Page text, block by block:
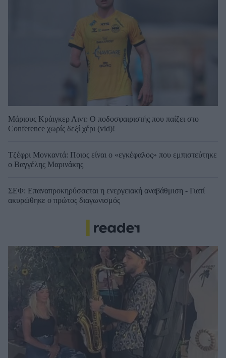
Μάριους Κράιγκερ Λιντ: Ο ποδοσφαιριστής που παίζει στο
Conference χωρίς δεξί χέρι (vid)!
Τζέφρι Μονκαντά: Ποιος είναι ο «εγκέφαλος» που εμπιστεύτηκε
ο Βαγγέλης Μαρινάκης
ΣΕΦ: Επαναπροκηρύσσεται η ενεργειακή αναβάθμιση - Γιατί
ακυρώθηκε ο πρώτος διαγωνισμός